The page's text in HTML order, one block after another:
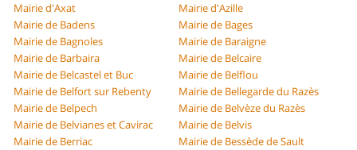
Mairie d'Axat
Mairie d'Azille
Mairie de Badens
Mairie de Bages
Mairie de Bagnoles
Mairie de Baraigne
Mairie de Barbaira
Mairie de Belcaire
Mairie de Belcastel et Buc
Mairie de Belflou
Mairie de Belfort sur Rebenty
Mairie de Bellegarde du Razès
Mairie de Belpech
Mairie de Belvèze du Razès
Mairie de Belvianes et Cavirac
Mairie de Belvis
Mairie de Berriac
Mairie de Bessède de Sault